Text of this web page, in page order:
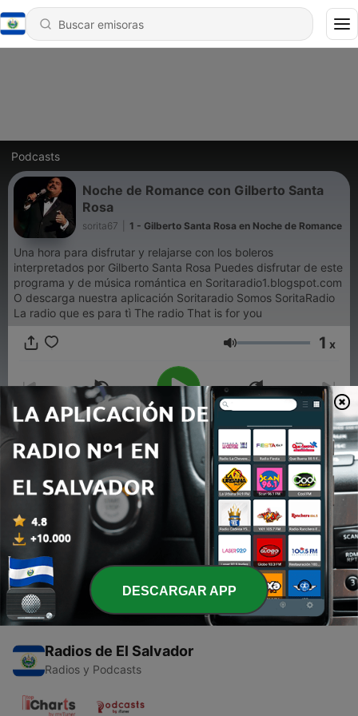
Podcasts
Noche de Romance con Gilberto Santa
Rosa
sorita67 1 - Gilberto Santa Rosa en Noche de Romance
Una hora para disfrutar y relajarse con los boleros
interpretados por Gilberto Santa Rosa Puedes disfrutar de este
programa y de música romántica en Soritaradio1.blogspot.com
O descarga nuestra aplicación Soritaradio Somos SoritaRadio
La radio que es para tì The radio That is for you
Volumen 1 x
00:00 00:00
Episodios
1 - Gilberto Santa Rosa en Noche de Romance
12 ago. 2016
Radios de El Salvador
Radios y Podcasts
DESCARGAR APP